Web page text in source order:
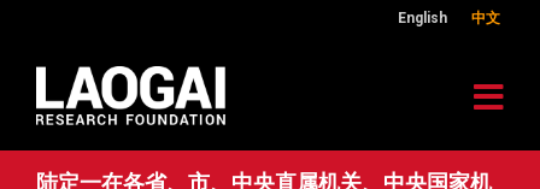
English 中文
陆定一在各省、市、中央直属机关、中央国家机